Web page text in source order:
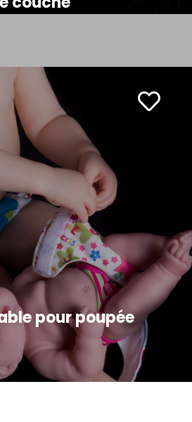
pour poupée